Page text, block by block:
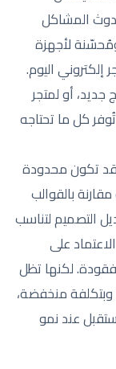
المشاكل
لأجهزة
اليوم.
جديد، أو لمتجر
كل ما تحتاجه
قد تكون محدودة
بالقوالب
التصميم لتناسب
على
لكنها تظل
وبتكلفة منخفضة،
عند نمو